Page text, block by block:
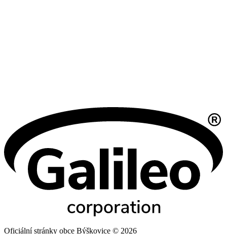
Oficiální stránky obce Býškovice © 2026